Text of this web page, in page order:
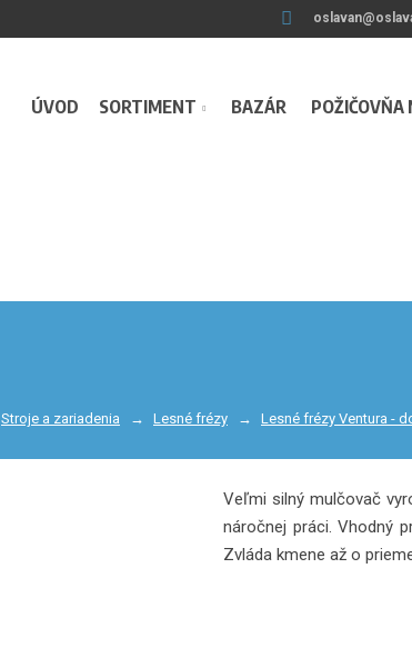
ÚVOD SORTIMENT BAZÁR POŽIČOVŇA
Stroje a zariadenia Lesné frézy Lesné frézy Ventura -
Veľmi silný mulčovač
náročnej práci. Vhodný
Zvláda kmene až o